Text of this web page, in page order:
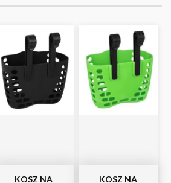
KOSZ NA
KOSZ NA